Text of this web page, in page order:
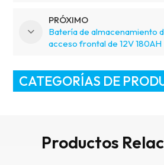
PRÓXIMO
Batería de almacenamiento
acceso frontal de 12V 180AH
CATEGORÍAS DE
Productos